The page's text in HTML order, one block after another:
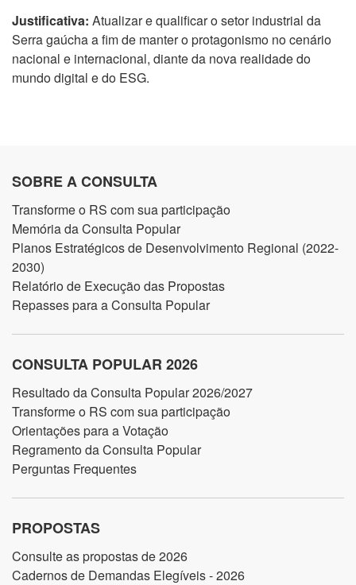
Justificativa: Atualizar e qualificar o setor industrial da
Serra gaúcha a fim de manter o protagonismo no cenário
nacional e internacional, diante da nova realidade do
mundo digital e do ESG.
SOBRE A CONSULTA
Transforme o RS com sua participação
Memória da Consulta Popular
Planos Estratégicos de Desenvolvimento Regional (2022-
2030)
Relatório de Execução das Propostas
Repasses para a Consulta Popular
CONSULTA POPULAR 2026
Resultado da Consulta Popular 2026/2027
Transforme o RS com sua participação
Orientações para a Votação
Regramento da Consulta Popular
Perguntas Frequentes
PROPOSTAS
Consulte as propostas de 2026
Cadernos de Demandas Elegíveis - 2026